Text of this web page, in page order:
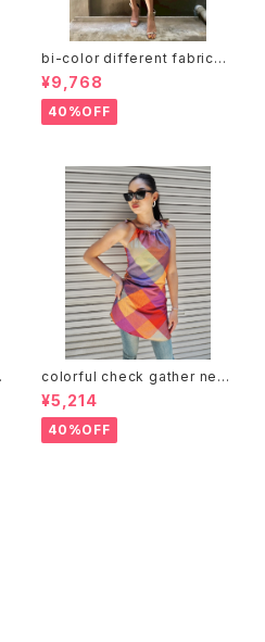
bi-color different fabrics
change design slit one-pi
ece dress ワンピース ワンピ
ドレス バイカラー 白黒 リボン
スリット
¥9,768
40%OFF
colorful check gather neck
design mini one-piece ワ
ンピース ミニワンピ チェック カ
ラフル リボン
¥5,214
40%OFF